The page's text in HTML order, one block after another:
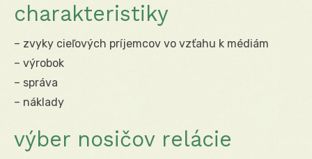
charakteristiky
– zvyky cieľových príjemcov vo vzťahu k médiám
– výrobok
– správa
– náklady
výber nosičov relácie